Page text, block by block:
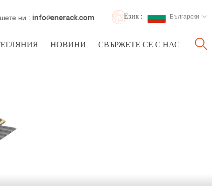
ни : info@enerack.com Език : Български
НОВИНИ СВЪРЖЕТЕ СЕ С НАС